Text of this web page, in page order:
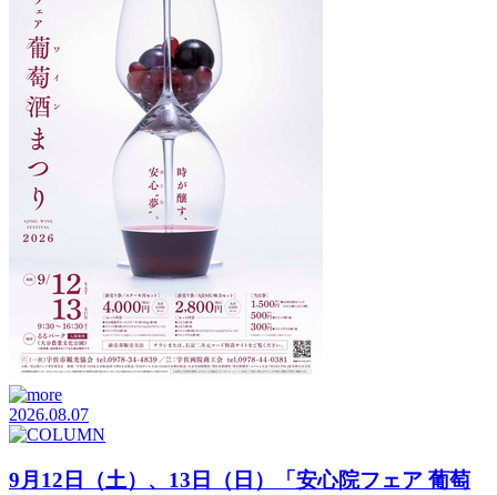
2026.08.07
9月12日（土）、13日（日）「安心院フェア 葡萄